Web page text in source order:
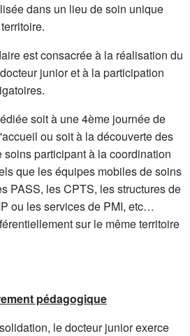
dans un lieu de soin unique
est consacrée à la réalisation du
junior et à la participation
soit à une 4ème journée de
ou soit à la découverte des
soins participant à la coordination
que les équipes mobiles de soins
PASS, les CPTS, les structures de
ou les services de PMI, etc…
sur le même territoire
pédagogique
le docteur junior exerce